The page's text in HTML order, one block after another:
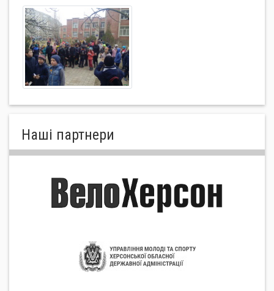
Нашi партнери